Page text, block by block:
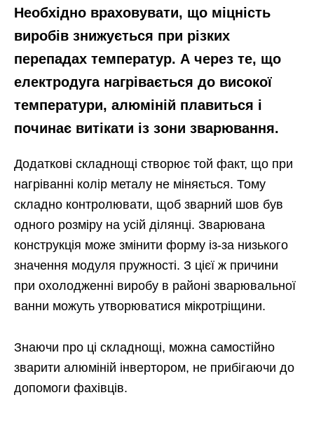
Необхідно враховувати, що міцність
виробів знижується при різких
перепадах температур. А через те, що
електродуга нагрівається до високої
температури, алюміній плавиться і
починає витікати із зони зварювання.
Додаткові складнощі створює той факт, що при
нагріванні колір металу не міняється. Тому
складно контролювати, щоб зварний шов був
одного розміру на усій ділянці. Зварювана
конструкція може змінити форму із-за низького
значення модуля пружності. З цієї ж причини
при охолодженні виробу в районі зварювальної
ванни можуть утворюватися мікротріщини.
Знаючи про ці складнощі, можна самостійно
зварити алюміній інвертором, не прибігаючи до
допомоги фахівців.